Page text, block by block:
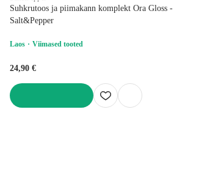
Suhkrutoos ja piimakann komplekt Ora Gloss -
Salt&Pepper
Laos Viimased tooted
24,90 €